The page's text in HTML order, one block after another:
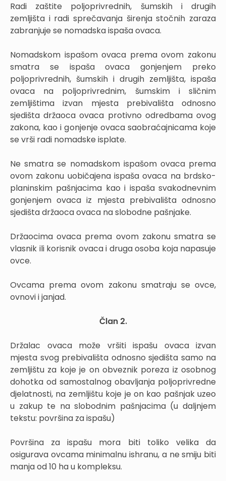
Radi zaštite poljoprivrednih, šumskih i drugih
zemljišta i radi sprečavanja širenja stočnih zaraza
zabranjuje se nomadska ispaša ovaca.
Nomadskom ispašom ovaca prema ovom zakonu
smatra se ispaša ovaca gonjenjem preko
poljoprivrednih, šumskih i drugih zemljišta, ispaša
ovaca na poljoprivrednim, šumskim i sličnim
zemljištima izvan mjesta prebivališta odnosno
sjedišta držaoca ovaca protivno odredbama ovog
zakona, kao i gonjenje ovaca saobraćajnicama koje
se vrši radi nomadske isplate.
Ne smatra se nomadskom ispašom ovaca prema
ovom zakonu uobičajena ispaša ovaca na brdsko-
planinskim pašnjacima kao i ispaša svakodnevnim
gonjenjem ovaca iz mjesta prebivališta odnosno
sjedišta držaoca ovaca na slobodne pašnjake.
Držaocima ovaca prema ovom zakonu smatra se
vlasnik ili korisnik ovaca i druga osoba koja napasuje
ovce.
Ovcama prema ovom zakonu smatraju se ovce,
ovnovi i janjad.
Član 2.
Držalac ovaca može vršiti ispašu ovaca izvan
mjesta svog prebivališta odnosno sjedišta samo na
zemljištu za koje je on obveznik poreza iz osobnog
dohotka od samostalnog obavljanja poljoprivredne
djelatnosti, na zemljištu koje je on kao pašnjak uzeo
u zakup te na slobodnim pašnjacima (u daljnjem
tekstu: površina za ispašu)
Površina za ispašu mora biti toliko velika da
osigurava ovcama minimalnu ishranu, a ne smiju biti
manja od 10 ha u kompleksu.